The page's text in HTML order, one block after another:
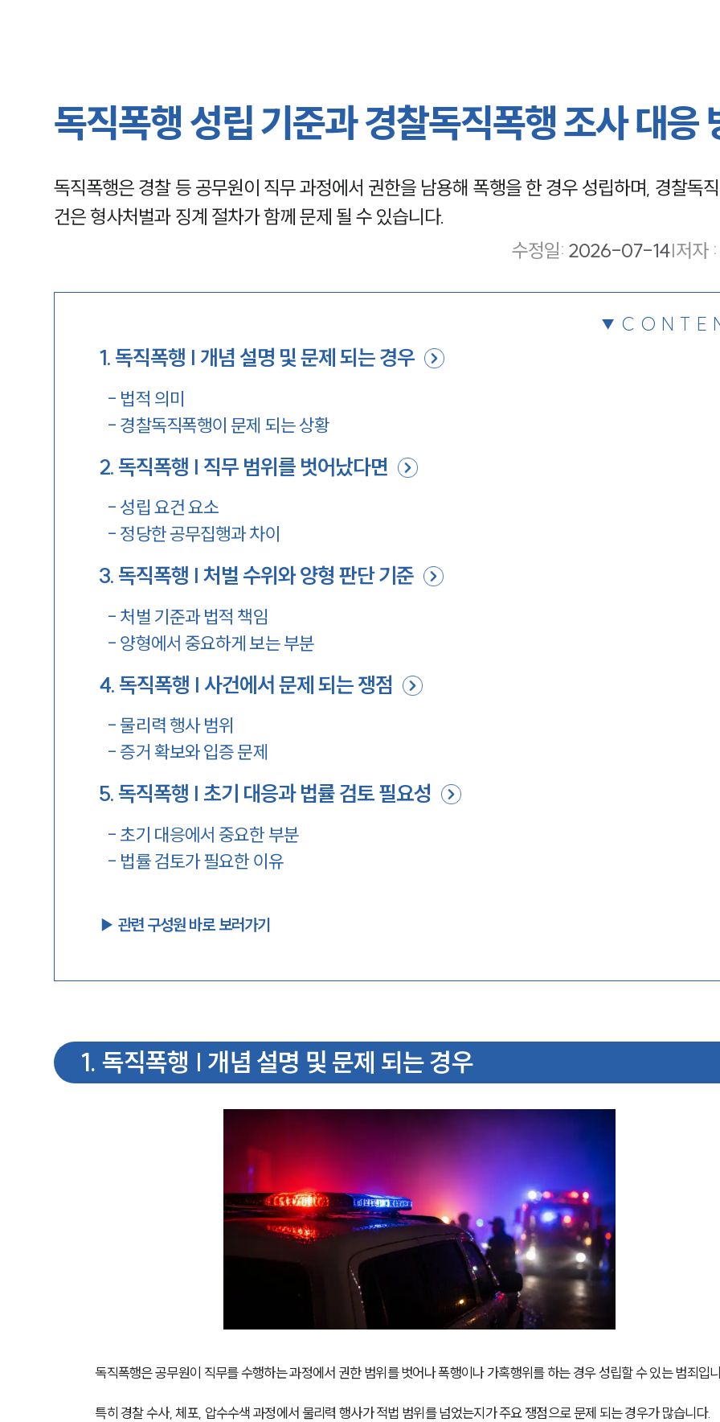
독직폭행 성립 기준과 경찰독직폭행 조사 대응
독직폭행은 경찰 등 공무원이 직무 과정에서 권한을 남용해 폭행을 한 경우 성립하며, 경찰독
건은 형사처벌과 징계 절차가 함께 문제 될 수 있습니다.
수정일: 2026-07-14|저자 :
1.독직폭행 | 개념 설명 및 문제 되는 경우
- 법적 의미
- 경찰독직폭행이 문제 되는 상황
2.독직폭행 | 직무 범위를 벗어났다면
- 성립 요건 요소
- 정당한 공무집행과 차이
3.독직폭행 | 처벌 수위와 양형 판단 기준
- 처벌 기준과 법적 책임
- 양형에서 중요하게 보는 부분
4.독직폭행 | 사건에서 문제 되는 쟁점
- 물리력 행사 범위
- 증거 확보와 입증 문제
5.독직폭행 | 초기 대응과 법률 검토 필요성
- 초기 대응에서 중요한 부분
- 법률 검토가 필요한 이유
▶︎ 관련 구성원 바로 보러가기
1. 독직폭행 | 개념 설명 및 문제 되는 경우
독직폭행은 공무원이 직무를 수행하는 과정에서 권한 범위를 벗어나 폭행이나 가혹행위를 하는 경우 성립할 수 있는 범죄입
특히 경찰 수사, 체포, 압수수색 과정에서 물리력 행사가 적법 범위를 넘었는지가 주요 쟁점으로 문제 되는 경우가 많습니다.